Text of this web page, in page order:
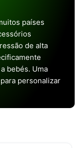
países
de alta
bebés. Uma
personalizar